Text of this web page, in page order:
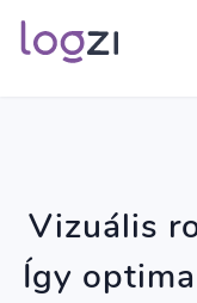
Vizuális
Így